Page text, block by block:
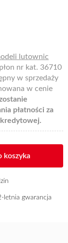
lutownic
nr kat. 36710
w sprzedaży
w cenie
płatności za
koszyka
letnia gwarancja